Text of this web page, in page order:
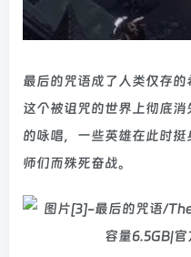
最后的咒语成了人类仅存
这个被诅咒的世界上彻底
的咏唱，一些英雄在此时
师们而殊死奋战。